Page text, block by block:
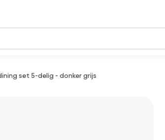
set 5-delig - donker grijs